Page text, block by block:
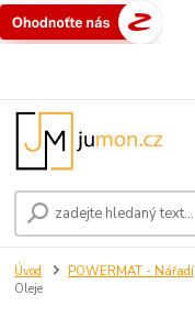
Úvod POWERMAT - Nářadí
Oleje